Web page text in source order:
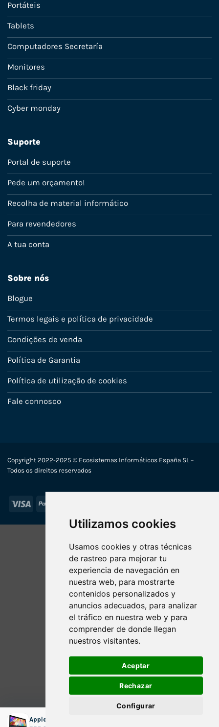
Utilizamos cookies
Usamos cookies y otras técnicas
de rastreo para mejorar tu
experiencia de navegación en
nuestra web, para mostrarte
contenidos personalizados y
anuncios adecuados, para analizar
el tráfico en nuestra web y para
comprender de donde llegan
nuestros visitantes.
Aceptar
Rechazar
Configurar
Portáteis
Tablets
Computadores Secretaría
Monitores
Black friday
Cyber monday
Suporte
Portal de suporte
Pede um orçamento!
Recolha de material informático
Para revendedores
A tua conta
Sobre nós
Blogue
Termos legais e política de privacidade
Condições de venda
Política de Garantia
Política de utilização de cookies
Fale connosco
Copyright 2022-2025 © Ecosistemas Informáticos España SL –
Todos os direitos reservados
Visa